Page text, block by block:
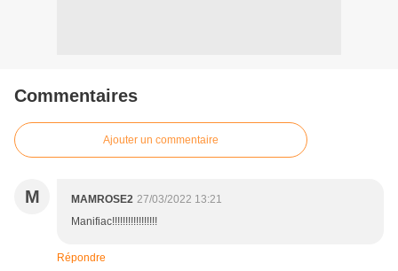
Commentaires
Ajouter un commentaire
M MAMROSE2 27/03/2022 13:21
Manifiac!!!!!!!!!!!!!!!!!
Répondre